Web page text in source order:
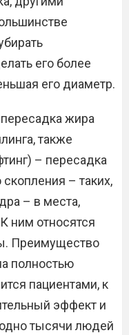
его более
его диаметр.
жира
также
– пересадка
– таких,
– в места,
ним относятся
Преимущество
полностью
пациентами, к
эффект и
тысячи людей